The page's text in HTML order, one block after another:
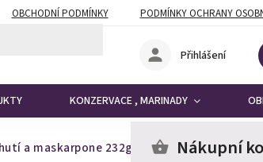
OBCHODNÍ PODMÍNKY PODMÍNKY OCHRANY
Přihlášení
KONZERVACE , MARINADY
a maskarpone 232g Nákupní